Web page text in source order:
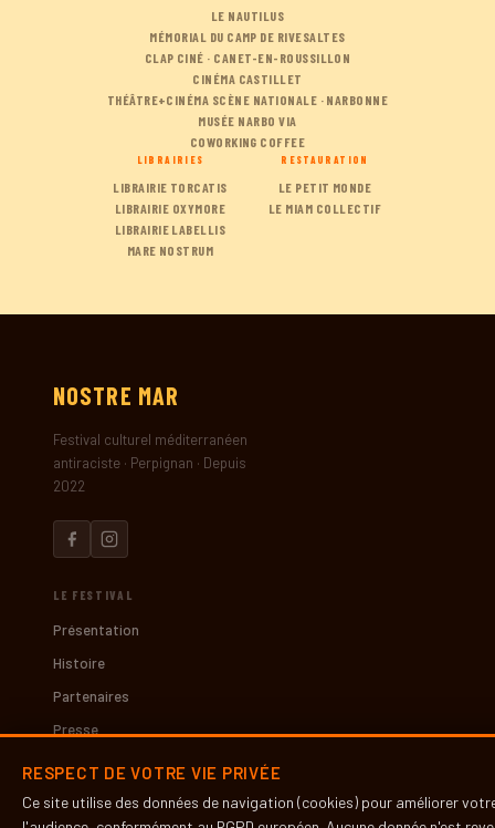
LE NAUTILUS
MÉMORIAL DU CAMP DE RIVESALTES
CLAP CINÉ · CANET-EN-ROUSSILLON
CINÉMA CASTILLET
THÉÂTRE+CINÉMA SCÈNE NATIONALE · NARBONNE
MUSÉE NARBO VIA
COWORKING COFFEE
LIBRAIRIES
LIBRAIRIE TORCATIS
LIBRAIRIE OXYMORE
LIBRAIRIE LABELLIS
MARE NOSTRUM
RESTAURATION
LE PETIT MONDE
LE MIAM COLLECTIF
NOSTRE MAR
Festival culturel méditerranéen
antiraciste · Perpignan · Depuis
2022
LE FESTIVAL
Présentation
Histoire
Partenaires
Presse
Contact
RESPECT DE VOTRE VIE PRIVÉE
Ce site utilise des données de navigation (cookies) pour améliorer